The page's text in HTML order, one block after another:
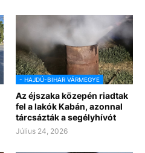
- HAJDÚ-BIHAR VÁRMEGYE
Az éjszaka közepén riadtak
fel a lakók Kabán, azonnal
tárcsázták a segélyhívót
Július 24, 2026